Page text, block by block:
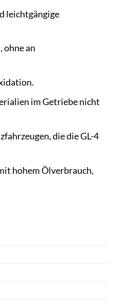
leichtgängige
ohne an
im Getriebe nicht
die die GL-4
hohem Ölverbrauch,